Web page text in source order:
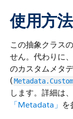
使用方法
この抽象クラス
せん。代わりに、
のカスタムメタ
(
します。詳細は、
「Metadata」 を